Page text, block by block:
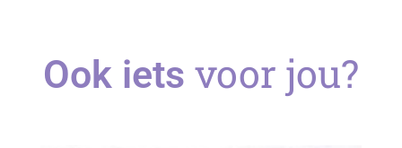
Ook iets voor jou?